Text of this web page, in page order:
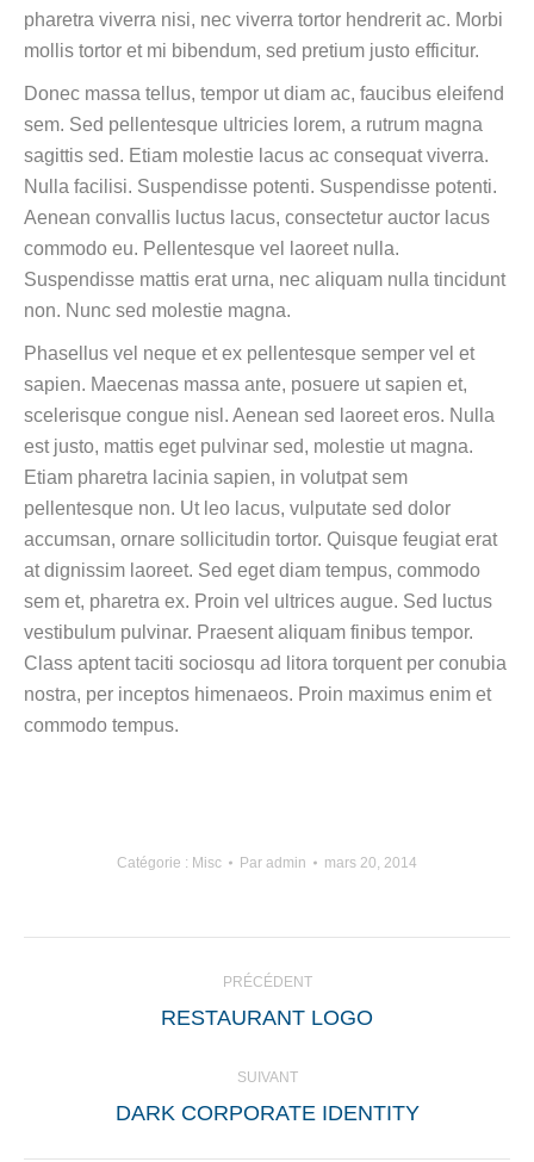
pharetra viverra nisi, nec viverra tortor hendrerit ac. Morbi
mollis tortor et mi bibendum, sed pretium justo efficitur.
Donec massa tellus, tempor ut diam ac, faucibus eleifend
sem. Sed pellentesque ultricies lorem, a rutrum magna
sagittis sed. Etiam molestie lacus ac consequat viverra.
Nulla facilisi. Suspendisse potenti. Suspendisse potenti.
Aenean convallis luctus lacus, consectetur auctor lacus
commodo eu. Pellentesque vel laoreet nulla.
Suspendisse mattis erat urna, nec aliquam nulla tincidunt
non. Nunc sed molestie magna.
Phasellus vel neque et ex pellentesque semper vel et
sapien. Maecenas massa ante, posuere ut sapien et,
scelerisque congue nisl. Aenean sed laoreet eros. Nulla
est justo, mattis eget pulvinar sed, molestie ut magna.
Etiam pharetra lacinia sapien, in volutpat sem
pellentesque non. Ut leo lacus, vulputate sed dolor
accumsan, ornare sollicitudin tortor. Quisque feugiat erat
at dignissim laoreet. Sed eget diam tempus, commodo
sem et, pharetra ex. Proin vel ultrices augue. Sed luctus
vestibulum pulvinar. Praesent aliquam finibus tempor.
Class aptent taciti sociosqu ad litora torquent per conubia
nostra, per inceptos himenaeos. Proin maximus enim et
commodo tempus.
Catégorie : Misc Par admin mars 20, 2014
COMMENTAIRE
PRÉCÉDENT
Onglet
RESTAURANT LOGO
SUIVANT
Projets
DARK CORPORATE IDENTITY